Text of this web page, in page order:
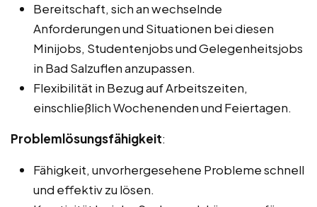
Bereitschaft, sich an wechselnde
Anforderungen und Situationen bei diesen
Minijobs, Studentenjobs und Gelegenheitsjobs
in Bad Salzuflen anzupassen.
Flexibilität in Bezug auf Arbeitszeiten,
einschließlich Wochenenden und Feiertagen.
Problemlösungsfähigkeit:
Fähigkeit, unvorhergesehene Probleme schnell
und effektiv zu lösen.